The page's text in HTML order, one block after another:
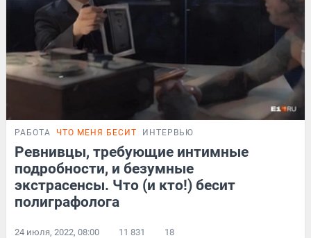
РАБОТА ЧТО МЕНЯ БЕСИТ ИНТЕРВЬЮ
Ревнивцы, требующие интимные
подробности, и безумные
экстрасенсы. Что (и кто!) бесит
полиграфолога
24 июля, 2022, 08:00 11 831 18